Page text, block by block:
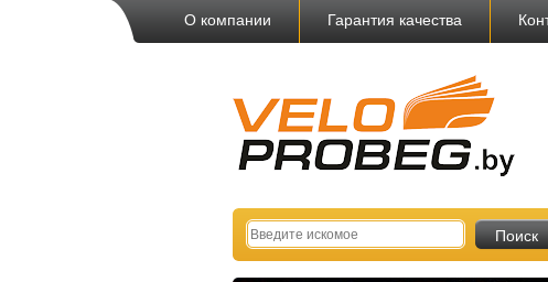
О компании Гарантия качества